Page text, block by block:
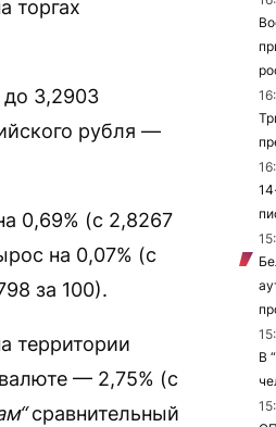
торгах
до 3,2903
рубля —
0,69% (с 2,8267
на 0,07% (с
за 100).
территории
— 2,75% (с
сравнительный
В